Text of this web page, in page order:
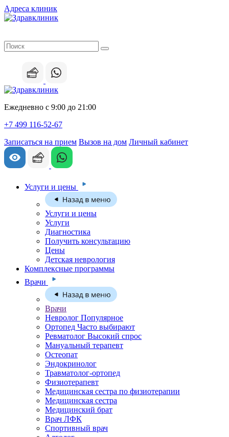
Адреса клиник
Ежедневно с 9:00 до 21:00
+7 499 116-52-67
Записаться на прием Вызов на дом Личный кабинет
Услуги и цены
Услуги и цены
Услуги
Диагностика
Получить консультацию
Цены
Детская неврология
Комплексные программы
Врачи
Врачи
Невролог Популярное
Ортопед Часто выбирают
Ревматолог Высокий спрос
Мануальный терапевт
Остеопат
Эндокринолог
Травматолог-ортопед
Физиотерапевт
Медицинская сестра по физиотерапии
Медицинская сестра
Медицинский брат
Врач ЛФК
Спортивный врач